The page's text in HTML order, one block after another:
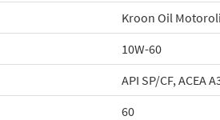
Kroon Oil
10W-60
API SP/CF, ACEA
60